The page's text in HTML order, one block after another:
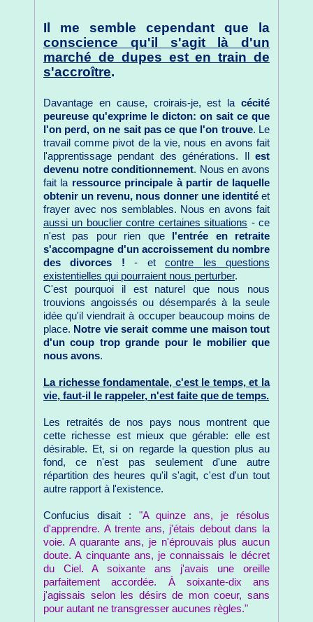
Il me semble cependant que la
conscience qu'il s'agit là d'un
marché de dupes est en train de
s'accroître.
Davantage en cause, croirais-je, est la cécité
peureuse qu'exprime le dicton: on sait ce que
l'on perd, on ne sait pas ce que l'on trouve. Le
travail comme pivot de la vie, nous en avons fait
l'apprentissage pendant des générations. Il est
devenu notre conditionnement. Nous en avons
fait la ressource principale à partir de laquelle
obtenir un revenu, nous donner une identitéet
frayer avec nos semblables. Nous en avons fait
aussi un bouclier contre certaines situations - ce
n'est pas pour rien que
l'entrée en retraite
s'accompagne d'un accroissement du nombre
des divorces ! - etcontre les questions
existentielles qui pourraient nous perturber.
C'est pourquoi il est naturel que nous nous
trouvions angoissés ou désemparés à la seule
idée qu'il viendrait à occuper beaucoup moins de
place. Notre vie serait comme une maison tout
d'un coup trop grande pour le mobilier que
nous avons.
La richesse fondamentale, c'est le temps, et la
vie, faut-il le rappeler, n'est faite que de temps.
Les retraités de nos pays nous montrent que
cette richesse est mieux que gérable: elle est
désirable. Et, si on regarde la question plus au
fond, ce n'est pas seulement d'une autre
répartition des heures qu'il s'agit, c'est d'un tout
autre rapport à l'existence.
Confucius disait : "A quinze ans, je résolus
d'apprendre. A trente ans, j'étais debout dans la
voie. A quarante ans, je n'éprouvais plus aucun
doute. A cinquante ans, je connaissais le décret
du Ciel. A soixante ans j'avais une oreille
parfaitement accordée. À soixante-dix ans
j'agissais selon les désirs de mon coeur, sans
pour autant ne transgresser aucunes règles."